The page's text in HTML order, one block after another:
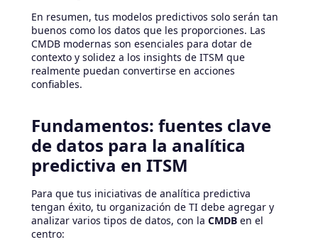
En resumen, tus modelos predictivos solo serán tan
buenos como los datos que les proporciones. Las
CMDB modernas son esenciales para dotar de
contexto y solidez a los insights de ITSM que
realmente puedan convertirse en acciones
confiables.
Fundamentos: fuentes clave
de datos para la analítica
predictiva en ITSM
Para que tus iniciativas de analítica predictiva
tengan éxito, tu organización de TI debe agregar y
analizar varios tipos de datos, con la CMDB en el
centro: